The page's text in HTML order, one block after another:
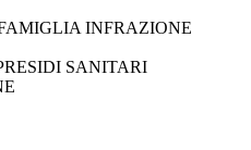
INFRAZIONE
SANITARI